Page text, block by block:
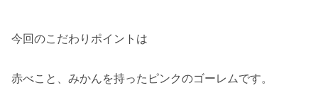
今回のこだわりポイントは
赤べこと、みかんを持ったピンクのゴーレムです。